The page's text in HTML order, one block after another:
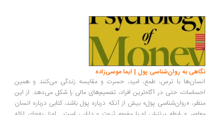
به روان‌شناسی پول | ایما موسی‌زاده
با ترس، طمع، امید، حسرت و مقایسه زندگی می‌کنند و همین
حتی در آگاه‌ترین افراد، تصمیم‌های مالی را شکل می‌دهد. از این
«روان‌شناسی پول» بیش از آنکه درباره پول باشد، کتابی درباره انسان